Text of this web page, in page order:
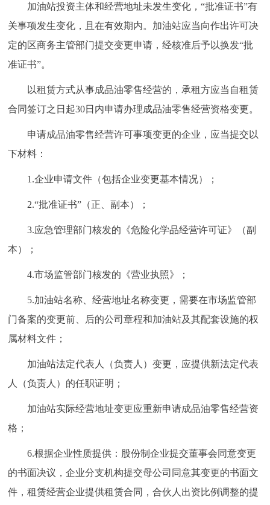
加油站投资主体和经营地址未发生变化，“批准证书”有
关事项发生变化，且在有效期内。加油站应当向作出许可决
定的区商务主管部门提交变更申请，经核准后予以换发“批
准证书”。
以租赁方式从事成品油零售经营的，承租方应当自租赁
合同签订之日起30日内申请办理成品油零售经营资格变更。
申请成品油零售经营许可事项变更的企业，应当提交以
下材料：
1.企业申请文件（包括企业变更基本情况）；
2.“批准证书”（正、副本）；
3.应急管理部门核发的《危险化学品经营许可证》（副
本）；
4.市场监管部门核发的《营业执照》；
5.加油站名称、经营地址名称变更，需要在市场监管部
门备案的变更前、后的公司章程和加油站及其配套设施的权
属材料文件；
加油站法定代表人（负责人）变更，应提供新法定代表
人（负责人）的任职证明；
加油站实际经营地址变更应重新申请成品油零售经营资
格；
6.根据企业性质提供：股份制企业提交董事会同意变更
的书面决议，企业分支机构提交母公司同意其变更的书面文
件，租赁经营企业提供租赁合同，合伙人出资比例调整的提